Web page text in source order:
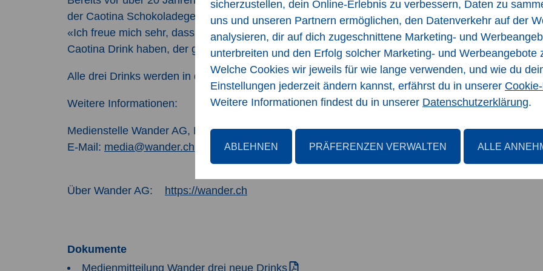
der Caotina Schokoladegeschmack des Pulvers im Fokus. Esther Raemy, Projektleiterin
«Ich freue mich sehr, dass wir nach einem Jahr Entwicklungszeit und nach unzähligen
Caotina Drink haben, der genauso schokoladig schmeckt, wie das Pulver.»
Alle drei Drinks werden in der Schweiz hergestellt und sind ab dieser Woche in Coop Filialen
Weitere Informationen:
Medienstelle Wander AG, Michèle Ernst, Tel: 031 377 20 63,
E-Mail: media@wander.ch
Über Wander AG: https://wander.ch
Dokumente
Medienmitteilung Wander drei neue Drinks
sicherzustellen, dein Online-Erlebnis zu verbessern, Daten zu
uns und unseren Partnern ermöglichen, den Datenverkehr auf der
analysieren, dir auf dich zugeschnittene Marketing- und
unterbreiten und den Erfolg solcher Marketing- und Werbeangebote
Welche Cookies wir jeweils für wie lange verwenden, und wie du
Einstellungen jederzeit ändern kannst, erfährst du in unserer
Weitere Informationen findest du in unserer Datenschutzerklärung.
ABLEHNEN PRÄFERENZEN VERWALTEN ALLE